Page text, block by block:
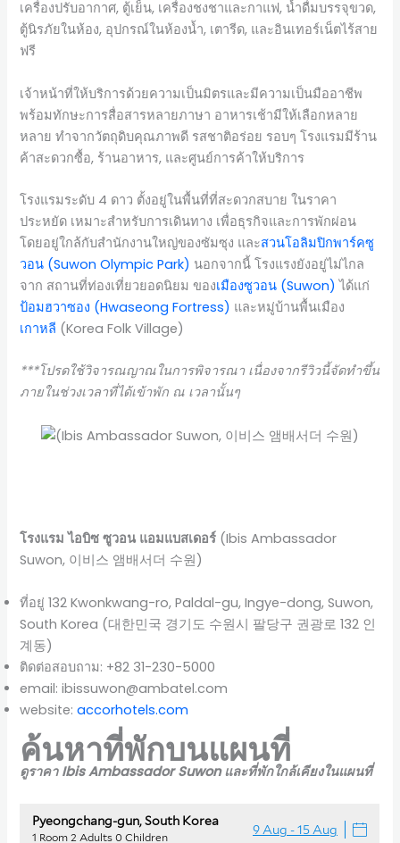
เครื่องปรับอากาศ, ตู้เย็น, เครื่องชงชาและกาแฟ, น้ำดื่มบรรจุขวด,
ตู้นิรภัยในห้อง, อุปกรณ์ในห้องน้ำ, เตารีด, และอินเทอร์เน็ตไร้สาย
ฟรี
เจ้าหน้าที่ให้บริการด้วยความเป็นมิตรและมีความเป็นมืออาชีพ
พร้อมทักษะการสื่อสารหลายภาษา อาหารเช้ามีให้เลือกหลาย
หลาย ทำจากวัตถุดิบคุณภาพดี รสชาติอร่อย รอบๆ โรงแรมมีร้าน
ค้าสะดวกซื้อ, ร้านอาหาร, และศูนย์การค้าให้บริการ
โรงแรมระดับ 4 ดาว ตั้งอยู่ในพื้นที่ที่สะดวกสบาย ในราคา
ประหยัด เหมาะสำหรับการเดินทาง เพื่อธุรกิจและการพักผ่อน
โดยอยู่ใกล้กับสำนักงานใหญ่ของซัมซุง และสวนโอลิมปิกพาร์คซู
วอน (Suwon Olympic Park) นอกจากนี้ โรงแรงยังอยู่ไม่ไกล
จาก สถานที่ท่องเที่ยวยอดนิยม ของเมืองซูวอน (Suwon) ได้แก่
ป้อมฮวาซอง (Hwaseong Fortress) และหมู่บ้านพื้นเมือง
เกาหลี (Korea Folk Village)
***โปรดใช้วิจารณญาณในการพิจารณา เนื่องจากรีวิวนี้จัดทำขึ้น
ภายในช่วงเวลาที่ได้เข้าพัก ณ เวลานั้นๆ
โรงแรม ไอบิซ ซูวอน แอมแบสเดอร์ (Ibis Ambassador
Suwon, 이비스 앰배서더 수원)
ที่อยู่ 132 Kwonkwang-ro, Paldal-gu, Ingye-dong, Suwon,
South Korea (대한민국 경기도 수원시 팔당구 권광로 132 인
계동)
ติดต่อสอบถาม: +82 31-230-5000
email: ibissuwon@ambatel.com
website:accorhotels.com
ค้นหาที่พักบนแผนที่
ดูราคา Ibis Ambassador Suwon และที่พักใกล้เคียงในแผนที่